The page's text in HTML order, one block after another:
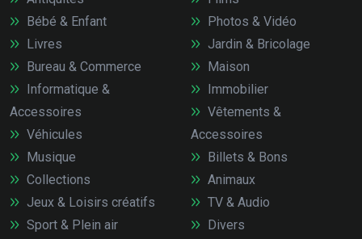
Bébé & Enfant
Livres
Bureau & Commerce
Informatique &
Accessoires
Véhicules
Photos & Vidéo
Jardin & Bricolage
Maison
Immobilier
Vêtements &
Accessoires
Musique
Collections
Jeux & Loisirs créatifs
Sport & Plein air
Billets & Bons
Animaux
TV & Audio
Divers